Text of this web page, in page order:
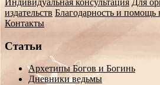
навигации
Индивидуальная консультация Для
издательств Благодарность и помощь
Контакты
Статьи
Архетипы Богов и Богинь
Дневники ведьмы